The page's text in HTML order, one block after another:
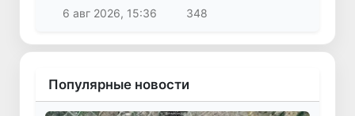
6 авг 2026, 15:36
348
Популярные новости